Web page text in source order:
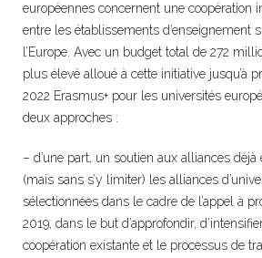
européennes concernent une coopération
entre les établissements d’enseignement
l’Europe. Avec un budget total de 272
plus élevé alloué à cette initiative jusqu’à
2022 Erasmus+ pour les universités
deux approches :
– d’une part, un soutien aux alliances
(mais sans s’y limiter) les alliances
sélectionnées dans le cadre de l’appel à
2019, dans le but d’approfondir,
coopération existante et le processus de